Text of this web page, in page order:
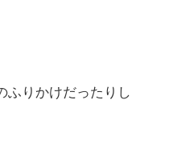
りかけだったりし